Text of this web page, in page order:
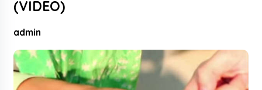
(VIDEO)
admin